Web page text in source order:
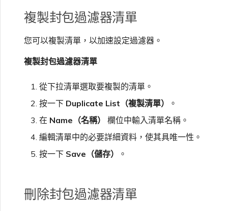
複製封包過濾器清單
您可以複製清單，以加速設定過濾器。
複製封包過濾器清單
從下拉清單選取要複製的清單。
按一下 Duplicate List（複製清單）
。
在 Name（名稱）
欄位中輸入清單名稱。
編輯清單中的必要詳細資料，使其具唯一性。
按一下 Save（儲存） 。
刪除封包過濾器清單